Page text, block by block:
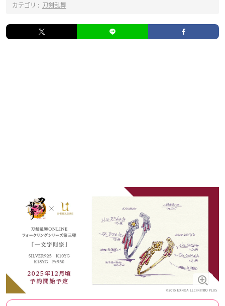
カテゴリ : 刀剣乱舞